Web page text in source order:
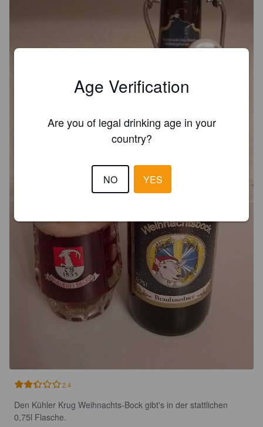
2.4
Den Kühler Krug Weihnachts-Bock gibt's in der stattlichen
0,75l Flasche.
Age Verification
Are you of legal drinking age in your
country?
NO YES